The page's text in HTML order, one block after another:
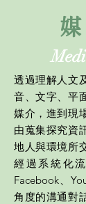
透過理解人文
音、文字、平
媒介，進到現
由蒐集探究資
地人與環境所
經過系統化
Facebook、
角度的溝通對